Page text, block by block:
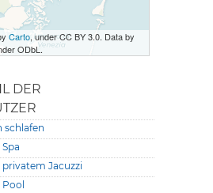
Carto, under CC BY 3.0. Data by
ODbL.
DER
schlafen
Jacuzzi